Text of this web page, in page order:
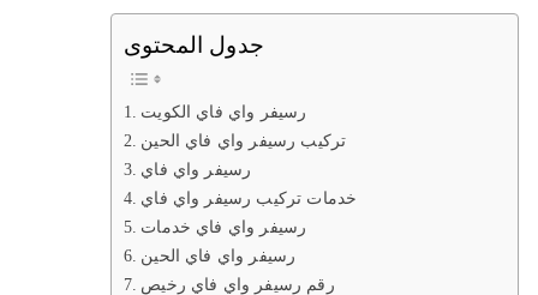
جدول المحتوى
رسيفر واي فاي الكويت
تركيب رسيفر واي فاي الحين
رسيفر واي فاي
خدمات تركيب رسيفر واي فاي
رسيفر واي فاي خدمات
رسيفر واي فاي الحين
رقم رسيفر واي فاي رخيص